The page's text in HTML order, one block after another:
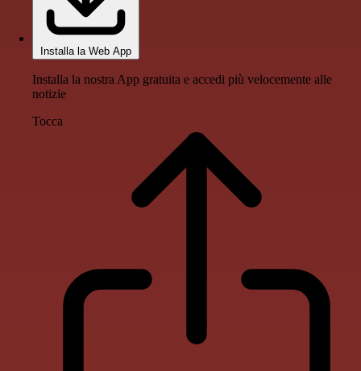
Installa la Web App
Installa la nostra App gratuita e accedi più velocemente alle
notizie
Tocca